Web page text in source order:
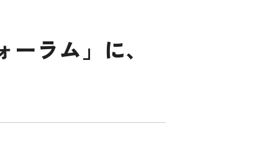
ラム」に、